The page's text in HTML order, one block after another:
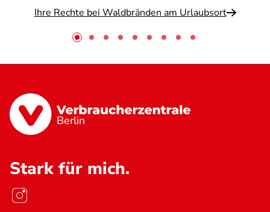
Ihre Rechte bei Waldbränden am Urlaubsort
Berlin
Stark für mich.